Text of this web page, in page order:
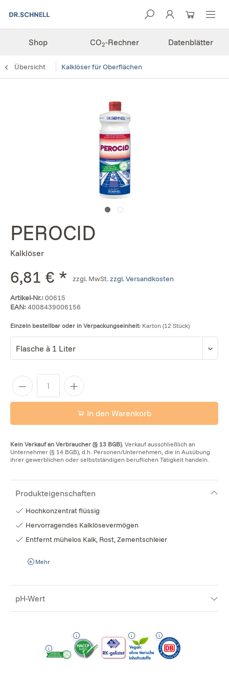
Shop CO2-Rechner Datenblätter
Übersicht Kalklöser für Oberflächen
PEROCID
Kalklöser
6,81 € * zzgl. MwSt.zzgl. Versandkosten
Artikel-Nr.:00615
EAN:4008439006156
Einzeln bestellbar oder in Verpackungseinheit: Karton (12 Stück)
In den Warenkorb
Kein Verkauf an Verbraucher (§ 13 BGB). Verkauf ausschließlich an
Unternehmer (§ 14 BGB), d.h. Personen/Unternehmen, die in Ausübung
ihrer gewerblichen oder selbstständigen beruflichen Tätigkeit handeln.
Produkteigenschaften
Hochkonzentrat flüssig
Hervorragendes Kalklösevermögen
Entfernt mühelos Kalk, Rost, Zementschleier
Mehr
pH-Wert